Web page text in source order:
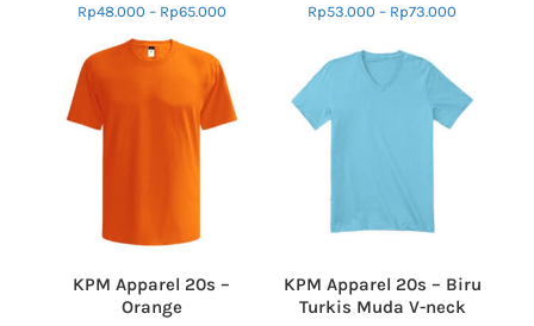
Rp48.000 – Rp65.000 Rp53.000 – Rp73.000
KPM Apparel 20s –
Orange
KPM Apparel 20s – Biru
Turkis Muda V-neck